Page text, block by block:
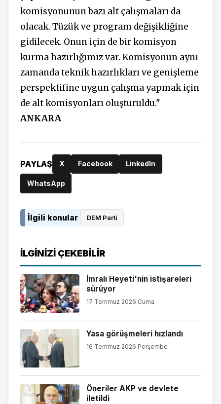
komisyonunun bazı alt çalışmaları da
olacak. Tüzük ve program değişikliğine
gidilecek. Onun için de bir komisyon
kurma hazırlığımız var. Komisyonun aynı
zamanda teknik hazırlıkları ve genişleme
perspektifine uygun çalışma yapmak için
de alt komisyonları oluşturuldu."
ANKARA
PAYLAŞ X Facebook LinkedIn
WhatsApp
İlgili konular DEM Parti
İLGINIZI ÇEKEBILIR
İmralı Heyeti'nin istişareleri
sürüyor
17 Temmuz 2026 Cuma
Yasa görüşmeleri hızlandı
16 Temmuz 2026 Perşembe
Öneriler AKP ve devlete
iletildi